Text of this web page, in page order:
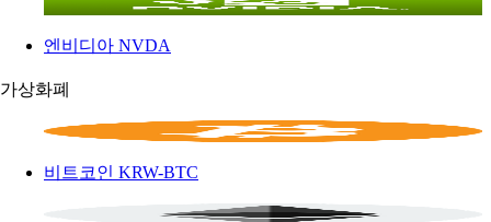
엔비디아 NVDA
가상화폐
비트코인 KRW-BTC